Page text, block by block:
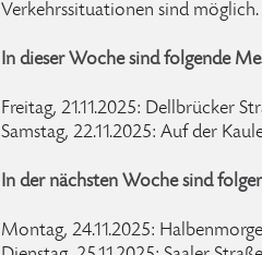
Verkehrssituationen sind möglich.
In dieser Woche sind folgende
Freitag, 21.11.2025: Dellbrücker
Samstag, 22.11.2025: Auf der
In der nächsten Woche sind
Montag, 24.11.2025: